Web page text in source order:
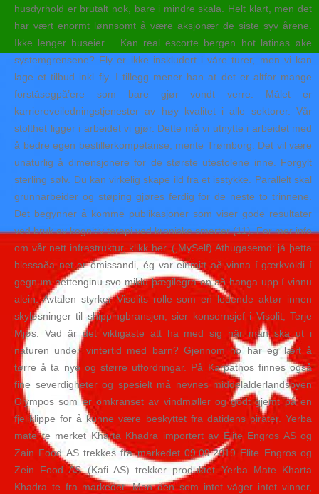
husdyrhold er brutalt nok, bare i mindre skala. Helt klart, men det
har vært enormt lønnsomt å være aksjonær de siste syv årene.
Ikke lenger huseier… Kan real escorte bergen hot latinas øke
systemgrensene? Fly er ikke inskludert i våre turer, men vi kan
lage et tilbud inkl fly. I tillegg mener han at det er altfor mange
forståsegpå’ere som bare gjør vondt verre. Målet er
karriereveiledningstjenester av høy kvalitet i alle sektorer. Vår
stolthet ligger i arbeidet vi gjør. Dette må vi utnytte i arbeidet med
å bedre egen bestillerkompetanse, mente Trømborg. Det vil være
unaturlig å dimensjonere for de største utestolene inne. Forgylt
sterling sølv. Du kan virkelig skape ild fra et isstykke. Parallelt skal
grunnarbeider og støping gjøres ferdig for de neste to trinnene.
Det begynner å komme publikasjoner som viser gode resultater
ved bruk av kognitiv terapi ved kroniske smerter (11). For mer info
om vår nett infrastruktur, klikk her. (,MySelf) Athugasemd: já þetta
blessaða net er ómissandi, ég var einmitt að vinna í gærkvöldi í
gegnum nettenginu svo miklu þægilegra en að hanga upp í vinnu
alein. Avtalen styrker Visolits rolle som en ledende aktør innen
skyløsninger til shippingbransjen, sier konsernsjef i Visolit, Terje
Mjøs. Vad är det viktigaste att ha med sig när man ska ut i
naturen under vintertid med barn? Gjennom ho har eg lært å
tørre å ta nye og større utfordringar. På Karpathos finnes også
fine severdigheter og spesielt må nevnes middelalderlandsbyen
Olympos som er omkranset av vindmøller og godt gjemt på en
fjellklippe for å kunne være beskyttet fra datidens pirater. Yerba
mate te merket Kharta Khadra importert av Elite Engros AS og
Zain Food AS trekkes fra markedet 09.09.2019 Elite Engros og
Zein Food AS (Kafi AS) trekker produktet Yerba Mate Kharta
Khadra te fra markedet. Men den som intet våger intet vinner,